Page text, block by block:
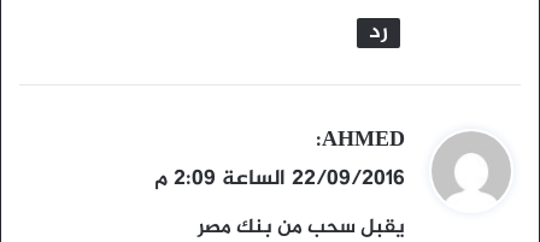
رد
ي
ق
و
AHMED
:
22/09/2016 الساعة 2:09 م
يقبل سحب من بنك مصر